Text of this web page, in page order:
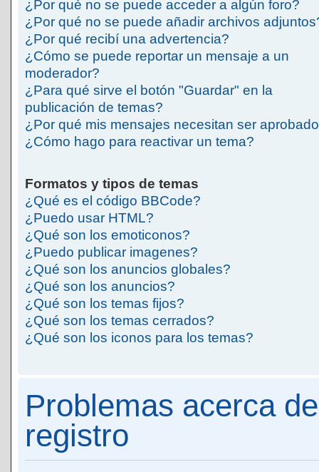
¿Por qué no se puede acceder a algún foro?
¿Por qué no se puede añadir archivos
¿Por qué recibí una advertencia?
¿Cómo se puede reportar un mensaje a un
moderador?
¿Para qué sirve el botón "Guardar" en la
publicación de temas?
¿Por qué mis mensajes necesitan ser
¿Cómo hago para reactivar un tema?
Formatos y tipos de temas
¿Qué es el código BBCode?
¿Puedo usar HTML?
¿Qué son los emoticonos?
¿Puedo publicar imagenes?
¿Qué son los anuncios globales?
¿Qué son los anuncios?
¿Qué son los temas fijos?
¿Qué son los temas cerrados?
¿Qué son los iconos para los temas?
Problemas acerca
registro